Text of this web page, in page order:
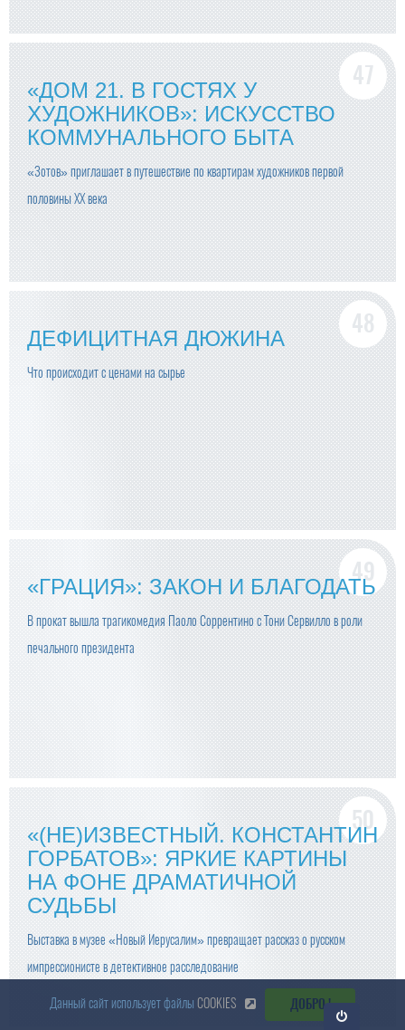
«ДОМ 21. В ГОСТЯХ У
ХУДОЖНИКОВ»: ИСКУССТВО
КОММУНАЛЬНОГО БЫТА
«Зотов» приглашает в путешествие по квартирам художников первой
половины ХХ века
ДЕФИЦИТНАЯ ДЮЖИНА
Что происходит с ценами на сырье
«ГРАЦИЯ»: ЗАКОН И БЛАГОДАТЬ
В прокат вышла трагикомедия Паоло Соррентино с Тони Сервилло в роли
печального президента
«(НЕ)ИЗВЕСТНЫЙ. КОНСТАНТИН
ГОРБАТОВ»: ЯРКИЕ КАРТИНЫ
НА ФОНЕ ДРАМАТИЧНОЙ
СУДЬБЫ
Выставка в музее «Новый Иерусалим» превращает рассказ о русском
импрессионисте в детективное расследование
Данный сайт использует файлы COOKIES ДОБРО !
Откр